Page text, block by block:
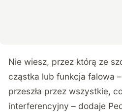
Nie wiesz, przez którą ze
cząstka lub funkcja falowa
przeszła przez wszystkie,
interferencyjny – dodaje